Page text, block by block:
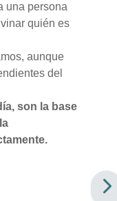
una persona
quién es
aunque
del
son la base